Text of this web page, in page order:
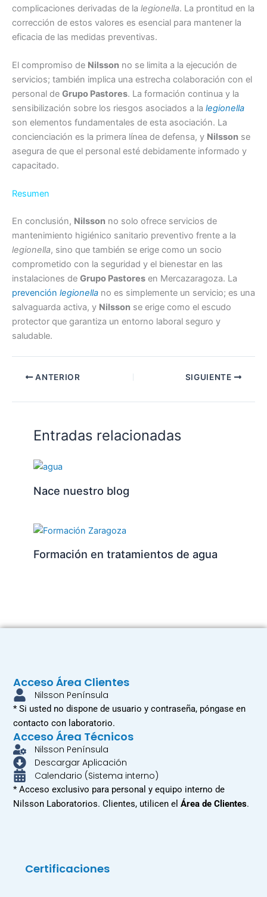
complicaciones derivadas de la legionella. La prontitud en la
corrección de estos valores es esencial para mantener la
eficacia de las medidas preventivas.
El compromiso de Nilsson no se limita a la ejecución de
servicios; también implica una estrecha colaboración con el
personal de Grupo Pastores. La formación continua y la
sensibilización sobre los riesgos asociados a la legionella
son elementos fundamentales de esta asociación. La
concienciación es la primera línea de defensa, y Nilsson se
asegura de que el personal esté debidamente informado y
capacitado.
Resumen
En conclusión, Nilsson no solo ofrece servicios de
mantenimiento higiénico sanitario preventivo frente a la
legionella, sino que también se erige como un socio
comprometido con la seguridad y el bienestar en las
instalaciones de Grupo Pastores en Mercazaragoza. La
prevención legionella no es simplemente un servicio; es una
salvaguarda activa, y Nilsson se erige como el escudo
protector que garantiza un entorno laboral seguro y
saludable.
ANTERIOR SIGUIENTE
Entradas relacionadas
Nace nuestro blog
Formación en tratamientos de agua
Acceso Área Clientes
Nilsson Península
* Si usted no dispone de usuario y contraseña, póngase en
contacto con laboratorio.
Acceso Área Técnicos
Nilsson Península
Descargar Aplicación
Calendario (Sistema interno)
* Acceso exclusivo para personal y equipo interno de
Nilsson Laboratorios. Clientes, utilicen elÁrea de Clientes.
Certificaciones